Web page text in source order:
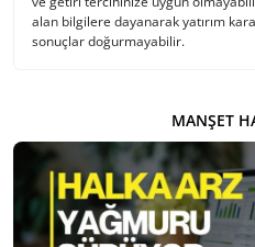
alan bilgilere dayanarak yatırım
sonuçlar doğurmayabilir.
MANŞET